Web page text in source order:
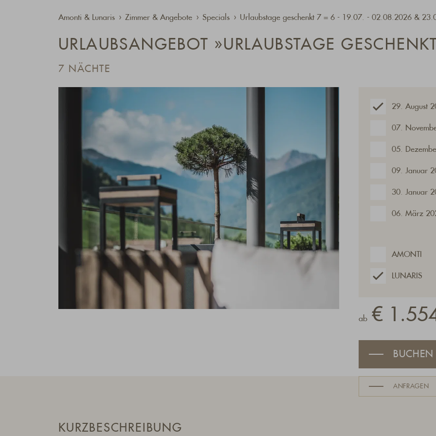
Amonti & Lunaris Zimmer & Angebote Specials Urlaubstage geschenkt 7 = 6 - 19.07. - 02.08.2026 &
URLAUBSANGEBOT »URLAUBSTAGE
7 NÄCHTE
29. August
07.
05.
09. Januar
30. Januar
06. März
AMONTI
LUNARIS
ab €
BUCHEN
ANFRAGEN
KURZBESCHREIBUNG